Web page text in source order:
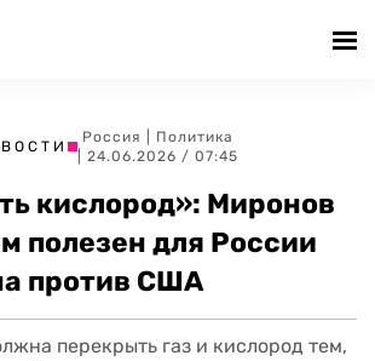
Россия
Политика
| 24.06.2026 / 07:45
кислород»: Миронов
полезен для России
против США
перекрыть газ и кислород тем,